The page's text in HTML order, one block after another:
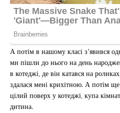
А потім в нашому класі з’явився
ми пішли до нього на день
в котеджі, де він катався на
здалася мені крихітною. А потім
цілий поверх у котеджі, купа
дитина.